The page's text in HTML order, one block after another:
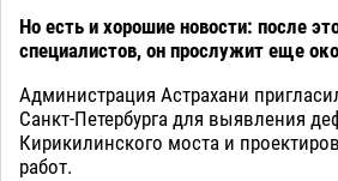
Но есть и хорошие новости: после
специалистов, он прослужит еще
Администрация Астрахани
Санкт-Петербурга для выявления
Кирикилинского моста и
работ.